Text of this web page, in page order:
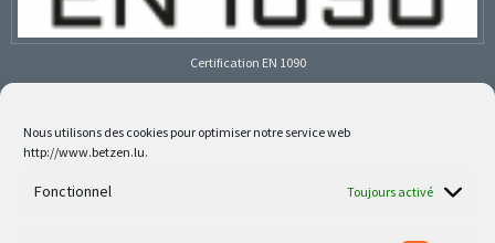
Nous utilisons des cookies pour optimiser notre service web
http://www.betzen.lu.
Fonctionnel Toujours activé
Certification EN 1090
Follow us on social media